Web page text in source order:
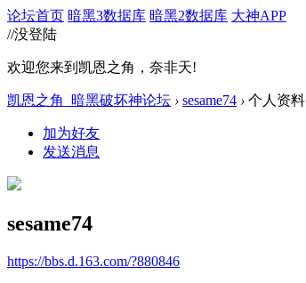
论坛首页 暗黑3数据库 暗黑2数据库 大神APP
//没登陆
欢迎您来到凯恩之角，奈非天!
凯恩之角_暗黑破坏神论坛 › sesame74 › 个人资料
加为好友
发送消息
sesame74
https://bbs.d.163.com/?880846